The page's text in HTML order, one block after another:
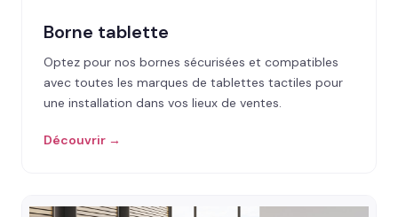
Borne tablette
Optez pour nos bornes sécurisées et compatibles
avec toutes les marques de tablettes tactiles pour
une installation dans vos lieux de ventes.
Découvrir →